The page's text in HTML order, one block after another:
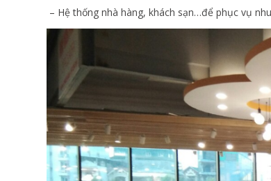
– Hệ thống nhà hàng, khách sạn…để phục vụ